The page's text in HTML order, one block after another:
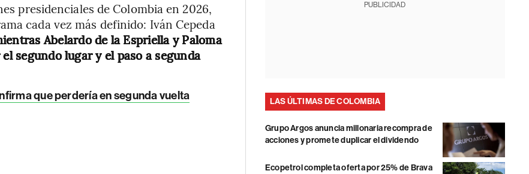
presidenciales de Colombia en 2026,
cada vez más definido: Iván Cepeda
Abelardo de la Espriella y Paloma
segundo lugar y el paso a segunda
que perdería en segunda vuelta
PUBLICIDAD
LAS ÚLTIMAS DE COLOMBIA
Grupo Argos anuncia millonaria recompra de
acciones y promete duplicar el dividendo
Ecopetrol completa oferta por 25% de Brava